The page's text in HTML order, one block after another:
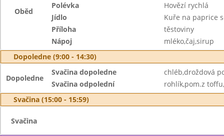
Oběd
Polévka
Hovězí rychlá
Jídlo
Kuře na paprice
Příloha
těstoviny
Nápoj
mléko,čaj,sirup
Dopoledne (9:00 - 14:30)
Dopoledne
Svačina dopoledne
chléb,droždová
Svačina odpolední
rohlík,pom.z
Svačina (15:00 - 15:59)
Svačina